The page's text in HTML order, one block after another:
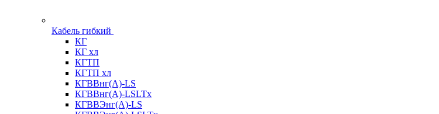
Кабель гибкий
КГ
КГ хл
КГТП
КГТП хл
КГВВнг(А)-LS
КГВВнг(А)-LSLTx
КГВВЭнг(А)-LS